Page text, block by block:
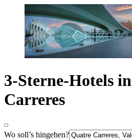
3-Sterne-Hotels
Carreres
Wo soll’s hingehen?